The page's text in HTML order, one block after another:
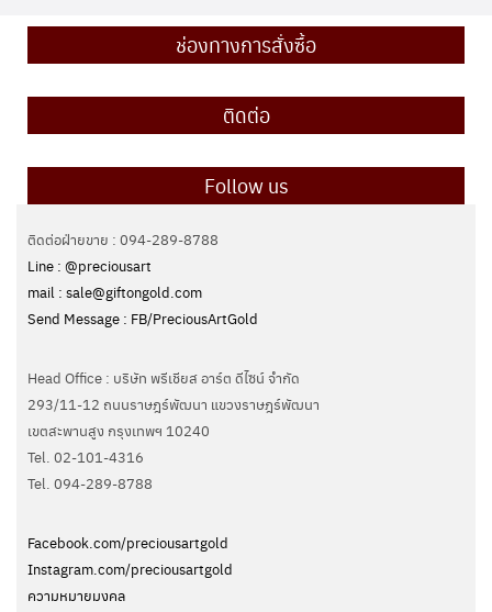
ช่องทางการสั่งซื้อ
ติดต่อ
Follow us
ติดต่อฝ่ายขาย : 094-289-8788
Line : @preciousart
mail : sale@giftongold.com
Send Message : FB/PreciousArtGold
Head Office : บริษัท พรีเชียส อาร์ต ดีไซน์ จำกัด
293/11-12 ถนนราษฎร์พัฒนา แขวงราษฎร์พัฒนา
เขตสะพานสูง กรุงเทพฯ 10240
Tel. 02-101-4316
Tel. ‭094-289-8788‬
Facebook.com/preciousartgold
Instagram.com/preciousartgold
ความหมายมงคล